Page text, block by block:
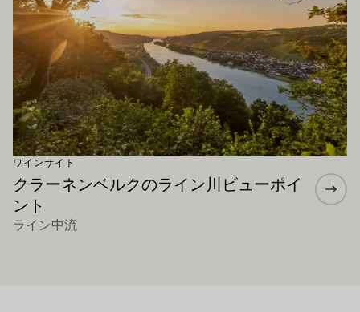
ワインサイト
クラーネンベルクのライン川ビューポイ
ント
ライン中流